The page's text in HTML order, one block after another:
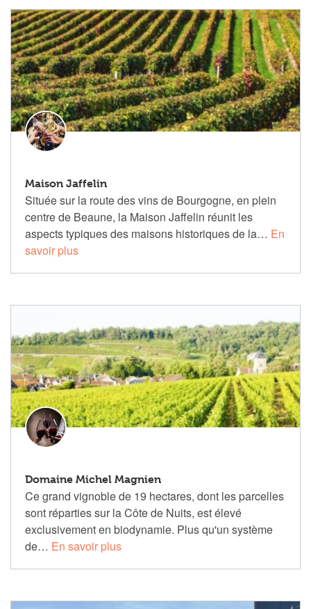
Maison Jaffelin
Située sur la route des vins de Bourgogne, en plein
centre de Beaune, la Maison Jaffelin réunit les
aspects typiques des maisons historiques de la… En
savoir plus
Domaine Michel Magnien
Ce grand vignoble de 19 hectares, dont les parcelles
sont réparties sur la Côte de Nuits, est élevé
exclusivement en biodynamie. Plus qu'un système
de… En savoir plus